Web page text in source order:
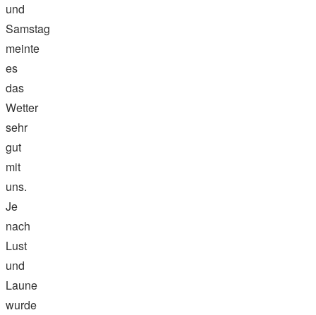
und
Samstag
meinte
es
das
Wetter
sehr
gut
mit
uns.
Je
nach
Lust
und
Laune
wurde